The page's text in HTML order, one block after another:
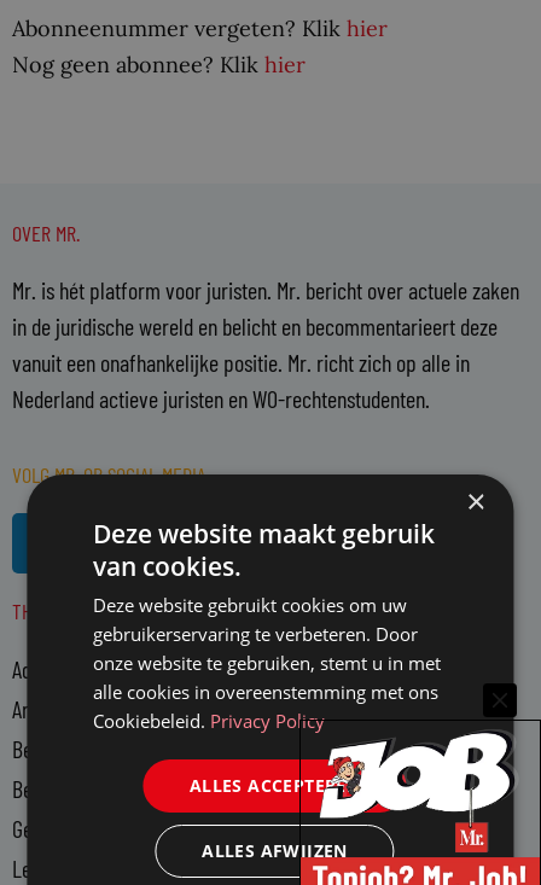
Abonneenummer vergeten? Klik hier
Nog geen abonnee? Klik hier
OVER MR.
Mr. is hét platform voor juristen. Mr. bericht over actuele zaken
in de juridische wereld en belicht en becommentarieert deze
vanuit een onafhankelijke positie. Mr. richt zich op alle in
Nederland actieve juristen en WO-rechtenstudenten.
VOLG MR. OP SOCIAL MEDIA
R
s
s
THEMA'S
Advocatuur
Arbeidsmarkt
Bedrijfsjuristen
Bedrijfsvoering
Gerechtsdeurwaarders
Legal Tech
×
Deze website maakt gebruik
van cookies.
Deze website gebruikt cookies om uw
gebruikerservaring te verbeteren. Door
onze website te gebruiken, stemt u in met
alle cookies in overeenstemming met ons
Cookiebeleid. Privacy Policy
ALLES ACCEPTEREN
ALLES AFWIJZEN